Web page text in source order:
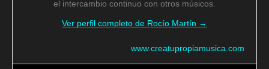
el intercambio continuo con otros músicos.
Ver perfil completo de Rocío Martín →
www.creatupropiamusica.com